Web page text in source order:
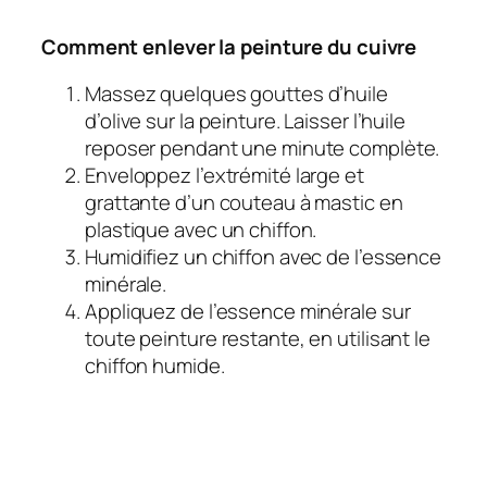
Comment enlever la peinture du cuivre
Massez quelques gouttes d’huile
d’olive sur la peinture. Laisser l’huile
reposer pendant une minute complète.
Enveloppez l’extrémité large et
grattante d’un couteau à mastic en
plastique avec un chiffon.
Humidifiez un chiffon avec de l’essence
minérale.
Appliquez de l’essence minérale sur
toute peinture restante, en utilisant le
chiffon humide.